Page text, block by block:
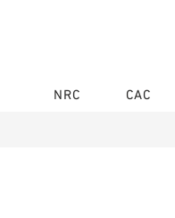
NRC CAC